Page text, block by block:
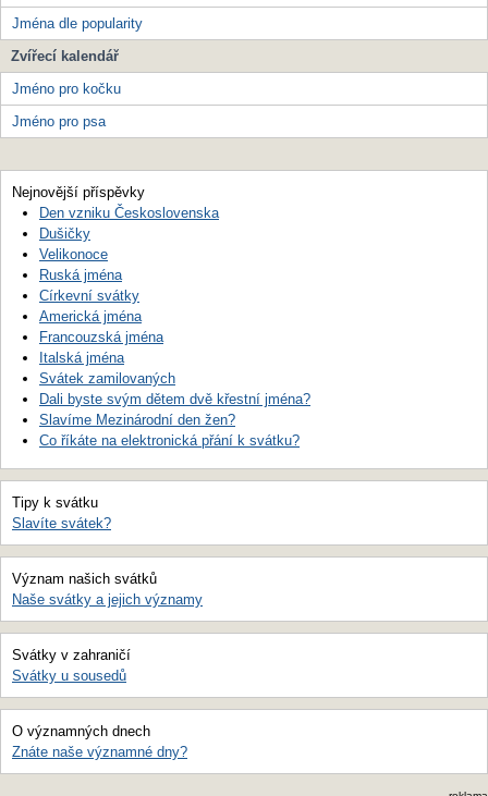
Jména dle popularity
Zvířecí kalendář
Jméno pro kočku
Jméno pro psa
Nejnovější příspěvky
Den vzniku Československa
Dušičky
Velikonoce
Ruská jména
Církevní svátky
Americká jména
Francouzská jména
Italská jména
Svátek zamilovaných
Dali byste svým dětem dvě křestní jména?
Slavíme Mezinárodní den žen?
Co říkáte na elektronická přání k svátku?
Tipy k svátku
Slavíte svátek?
Význam našich svátků
Naše svátky a jejich významy
Svátky v zahraničí
Svátky u sousedů
O významných dnech
Znáte naše významné dny?